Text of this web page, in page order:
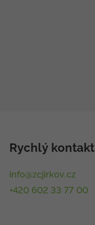
Rychlý kontakt
info@zcjirkov.cz
+420 602 33 77 00